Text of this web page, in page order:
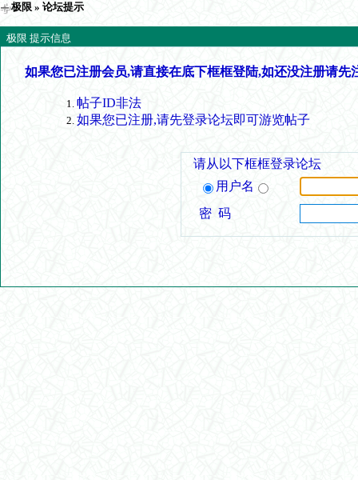
极限 » 论坛提示
极限 提示信息
如果您已注册会员,请直接在底下框框登陆,如还没注册请先
帖子ID非法
如果您已注册,请先登录论坛即可游览帖子
请从以下框框登录论坛
用户名
密 码